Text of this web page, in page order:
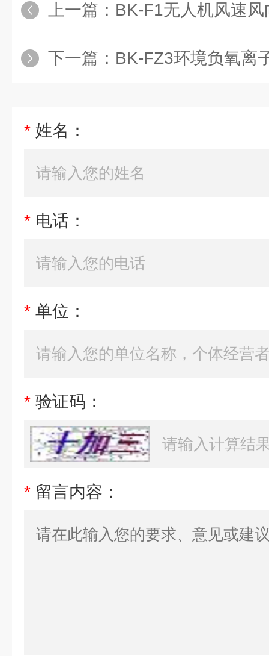
上一篇： BK-F1无人机风速风
下一篇： BK-FZ3环境负氧离
* 姓名：
* 电话：
* 单位：
* 验证码：
* 留言内容：